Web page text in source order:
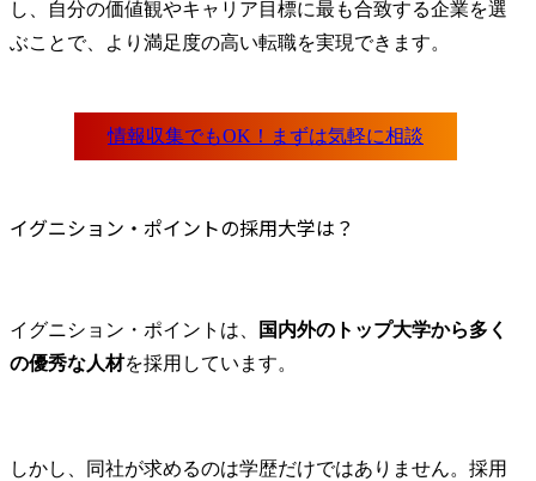
し、自分の価値観やキャリア目標に最も合致する企業を選
ぶことで、より満足度の高い転職を実現できます。
イグニション・ポイントの採用大学は？
イグニション・ポイントは、
国内外のトップ大学から多く
の優秀な人材を採用しています。
しかし、同社が求めるのは学歴だけではありません。採用